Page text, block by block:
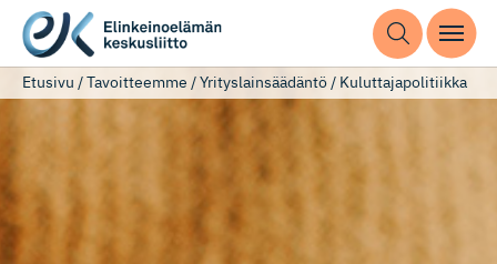
Etusivu /Tavoitteemme /Yrityslainsäädäntö/ Kuluttajapolitiikka